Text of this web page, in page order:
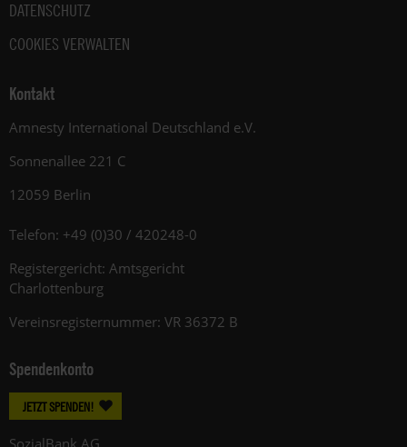
DATENSCHUTZ
COOKIES VERWALTEN
Kontakt
Amnesty International Deutschland e.V.
Sonnenallee 221 C
12059 Berlin
Telefon: +49 (0)30 / 420248-0
Registergericht: Amtsgericht
Charlottenburg
Vereinsregisternummer: VR 36372 B
Spendenkonto
JETZT SPENDEN!